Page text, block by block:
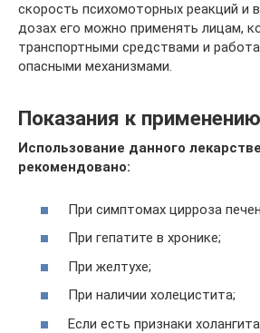
скорость психомоторных реакций и
дозах его можно применять лицам,
транспортными средствами и
опасными механизмами.
Показания к применению
Использование данного
рекомендовано:
При симптомах цирроза
При гепатите в хронике;
При желтухе;
При наличии холецистита;
Если есть признаки